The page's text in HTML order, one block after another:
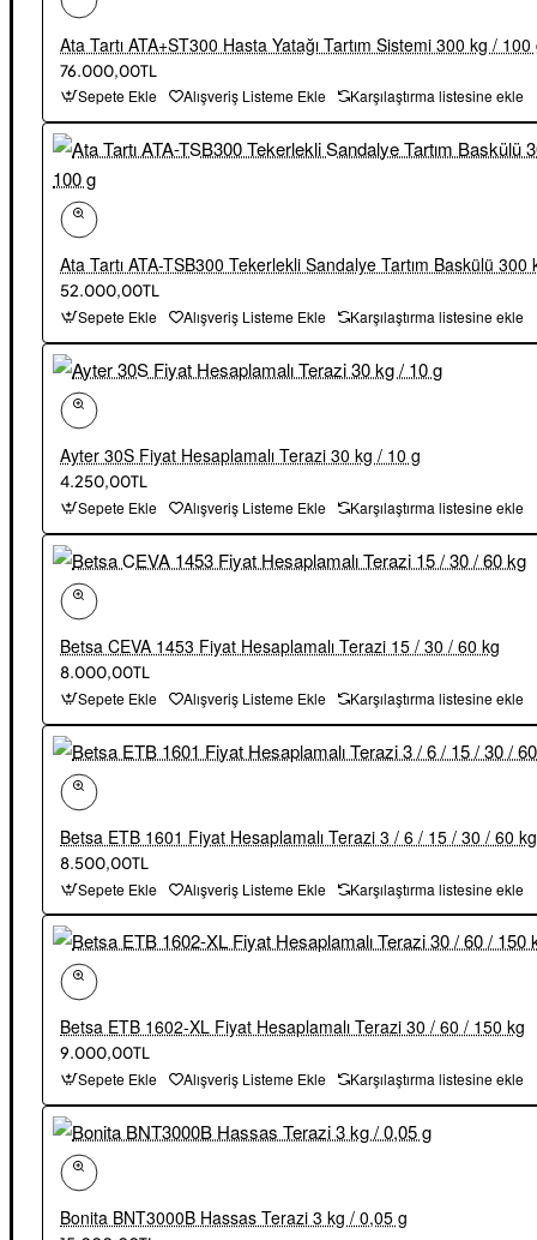
Ata Tartı ATA+ST300 Hasta Yatağı Tartım Sistemi 300 kg / 100
76.000,00TL
Sepete Ekle Alışveriş Listeme Ekle Karşılaştırma listesine ekle
Ata Tartı ATA-TSB300 Tekerlekli Sandalye Tartım Baskülü 300
52.000,00TL
Sepete Ekle Alışveriş Listeme Ekle Karşılaştırma listesine ekle
Ayter 30S Fiyat Hesaplamalı Terazi 30 kg / 10 g
4.250,00TL
Sepete Ekle Alışveriş Listeme Ekle Karşılaştırma listesine ekle
Betsa CEVA 1453 Fiyat Hesaplamalı Terazi 15 / 30 / 60 kg
8.000,00TL
Sepete Ekle Alışveriş Listeme Ekle Karşılaştırma listesine ekle
Betsa ETB 1601 Fiyat Hesaplamalı Terazi 3 / 6 / 15 / 30 / 60 kg
8.500,00TL
Sepete Ekle Alışveriş Listeme Ekle Karşılaştırma listesine ekle
Betsa ETB 1602-XL Fiyat Hesaplamalı Terazi 30 / 60 / 150 kg
9.000,00TL
Sepete Ekle Alışveriş Listeme Ekle Karşılaştırma listesine ekle
Bonita BNT3000B Hassas Terazi 3 kg / 0,05 g